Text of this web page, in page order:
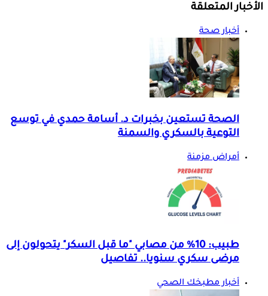
الأخبار المتعلقة
أخبار صحة
الصحة تستعين بخبرات د. أسامة حمدي في توسع
التوعية بالسكري والسمنة
أمراض مزمنة
طبيب: 10% من مصابي "ما قبل السكر" يتحولون إلى
مرضى سكري سنويا.. تفاصيل
أخبار مطبخك الصحي